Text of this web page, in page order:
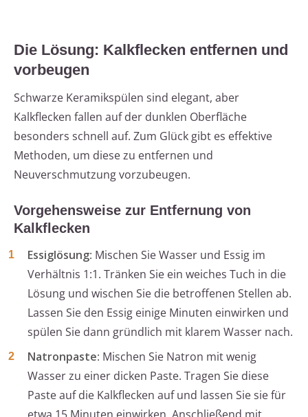
Die Lösung: Kalkflecken entfernen und
vorbeugen
Schwarze Keramikspülen sind elegant, aber
Kalkflecken fallen auf der dunklen Oberfläche
besonders schnell auf. Zum Glück gibt es effektive
Methoden, um diese zu entfernen und
Neuverschmutzung vorzubeugen.
Vorgehensweise zur Entfernung von
Kalkflecken
Essiglösung: Mischen Sie Wasser und Essig im
Verhältnis 1:1. Tränken Sie ein weiches Tuch in die
Lösung und wischen Sie die betroffenen Stellen ab.
Lassen Sie den Essig einige Minuten einwirken und
spülen Sie dann gründlich mit klarem Wasser nach.
Natronpaste: Mischen Sie Natron mit wenig
Wasser zu einer dicken Paste. Tragen Sie diese
Paste auf die Kalkflecken auf und lassen Sie sie für